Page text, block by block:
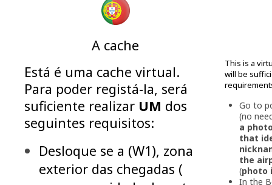
A cache
Está é uma cache virtual.
Para poder registá-la, será
suficiente realizar UM dos
seguintes requisitos:
Desloque se a (W1), zona
exterior das chegadas (
This is a
will be
Go to
(no
a
that
the
(photo
In the